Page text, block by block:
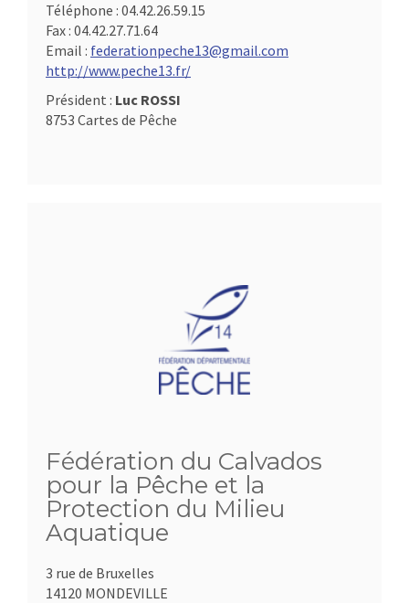
Téléphone : 04.42.26.59.15
Fax : 04.42.27.71.64
Email : federationpeche13@gmail.com
http://www.peche13.fr/
Président : Luc ROSSI
8753 Cartes de Pêche
Fédération du Calvados
pour la Pêche et la
Protection du Milieu
Aquatique
3 rue de Bruxelles
14120 MONDEVILLE